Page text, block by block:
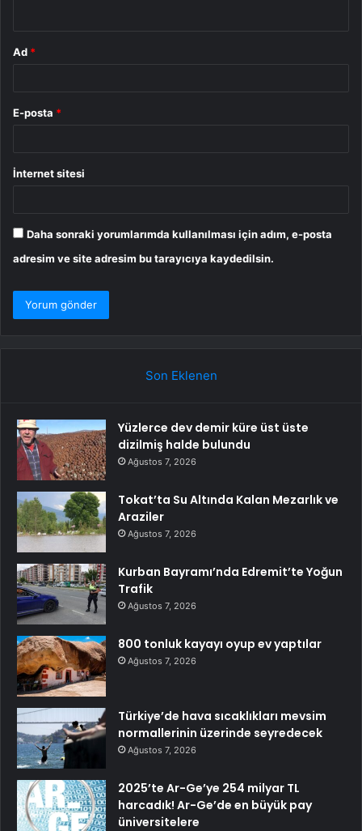
Ad *
E-posta *
İnternet sitesi
Daha sonraki yorumlarımda kullanılması için adım, e-posta
adresim ve site adresim bu tarayıcıya kaydedilsin.
Son Eklenen
Yüzlerce dev demir küre üst üste
dizilmiş halde bulundu
Ağustos 7, 2026
Tokat’ta Su Altında Kalan Mezarlık ve
Araziler
Ağustos 7, 2026
Kurban Bayramı’nda Edremit’te Yoğun
Trafik
Ağustos 7, 2026
800 tonluk kayayı oyup ev yaptılar
Ağustos 7, 2026
Türkiye’de hava sıcaklıkları mevsim
normallerinin üzerinde seyredecek
Ağustos 7, 2026
2025’te Ar-Ge’ye 254 milyar TL
harcadık! Ar-Ge’de en büyük pay
üniversitelere